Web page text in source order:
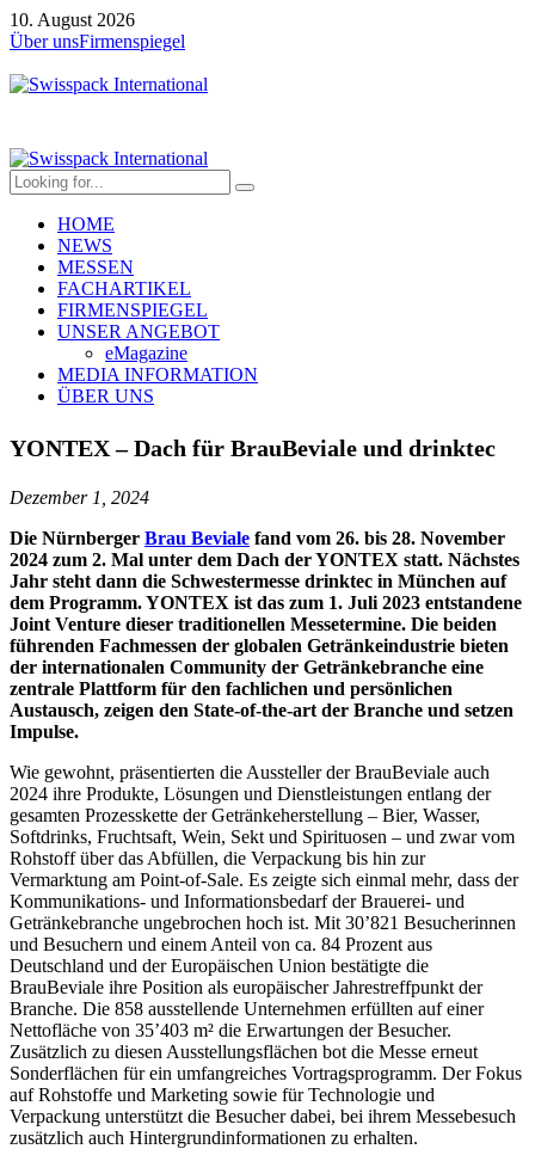
10. August 2026
Über unsFirmenspiegel
HOME
NEWS
MESSEN
FACHARTIKEL
FIRMENSPIEGEL
UNSER ANGEBOT
eMagazine
MEDIA INFORMATION
ÜBER UNS
YONTEX – Dach für BrauBeviale und drinktec
Dezember 1, 2024
Die Nürnberger Brau Beviale fand vom 26. bis 28. November
2024 zum 2. Mal unter dem Dach der YONTEX statt. Nächstes
Jahr steht dann die Schwestermesse drinktec in München auf
dem Programm. YONTEX ist das zum 1. Juli 2023 entstandene
Joint Venture dieser traditionellen Messetermine. Die beiden
führenden Fachmessen der globalen Getränkeindustrie bieten
der internationalen Community der Getränkebranche eine
zentrale Plattform für den fachlichen und persönlichen
Austausch, zeigen den State-of-the-art der Branche und setzen
Impulse.
Wie gewohnt, präsentierten die Aussteller der BrauBeviale auch
2024 ihre Produkte, Lösungen und Dienstleistungen entlang der
gesamten Prozesskette der Getränkeherstellung – Bier, Wasser,
Softdrinks, Fruchtsaft, Wein, Sekt und Spirituosen – und zwar vom
Rohstoff über das Abfüllen, die Verpackung bis hin zur
Vermarktung am Point-of-Sale. Es zeigte sich einmal mehr, dass der
Kommunikations- und Informationsbedarf der Brauerei- und
Getränkebranche ungebrochen hoch ist. Mit 30’821 Besucherinnen
und Besuchern und einem Anteil von ca. 84 Prozent aus
Deutschland und der Europäischen Union bestätigte die
BrauBeviale ihre Position als europäischer Jahrestreffpunkt der
Branche. Die 858 ausstellende Unternehmen erfüllten auf einer
Nettofläche von 35’403 m² die Erwartungen der Besucher.
Zusätzlich zu diesen Ausstellungsflächen bot die Messe erneut
Sonderflächen für ein umfangreiches Vortragsprogramm. Der Fokus
auf Rohstoffe und Marketing sowie für Technologie und
Verpackung unterstützt die Besucher dabei, bei ihrem Messebesuch
zusätzlich auch Hintergrundinformationen zu erhalten.